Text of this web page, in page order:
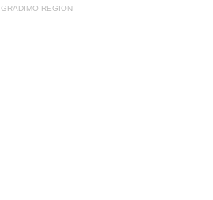
GRADIMO REGION